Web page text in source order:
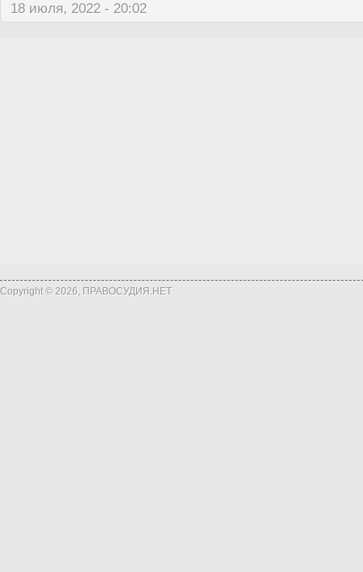
18 июля, 2022 - 20:02
Copyright © 2026, ПРАВОСУДИЯ.НЕТ